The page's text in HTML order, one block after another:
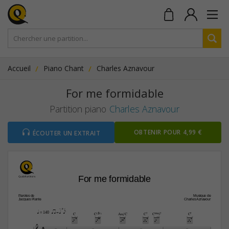
Accueil Piano Chant Charles Aznavour
For me formidable
Partition piano Charles Aznavour
ÉCOUTER UN EXTRAIT OBTENIR POUR 4,99 €
For me formidable
Paroles de
Jacques Plante
Musique de
Charles Aznavour
C C(#5) A‹/C C7 CŒ„Š7 C7
q = 140 qaa z=[qp  ]e